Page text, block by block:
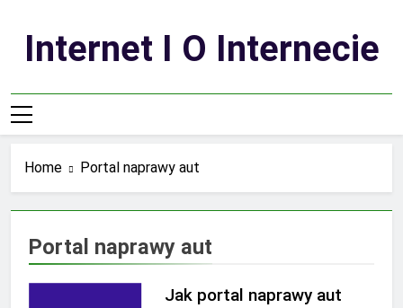
contentInternet I O Internecie
Home Portal naprawy aut
Portal naprawy aut
Jak portal naprawy aut